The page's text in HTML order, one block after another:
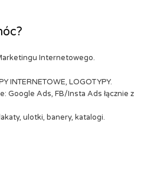
Internetowego.
INTERNETOWE, LOGOTYPY.
Google Ads, FB/Insta Ads łącznie z
ulotki, banery, katalogi.